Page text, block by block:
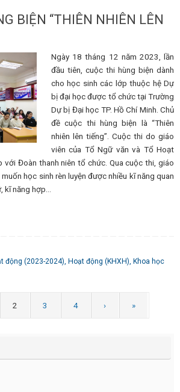
BIỆN “THIÊN NHIÊN LÊN
Ngày 18 tháng 12 năm 2023, lần
đầu tiên, cuộc thi hùng biện dành
cho học sinh các lớp thuộc hệ Dự
bị đại học được tổ chức tại Trường
Dự bị Đại học TP. Hồ Chí Minh. Chủ
đề cuộc thi hùng biện là “Thiên
nhiên lên tiếng”. Cuộc thi do giáo
viên của Tổ Ngữ văn và Tổ Hoạt
Đoàn thanh niên tổ chức. Qua cuộc thi, giáo
học sinh rèn luyện được nhiều kĩ năng quan
năng hợp…
động (2023-2024) Hoạt động (KHXH) Khoa học
2 3 4 › »